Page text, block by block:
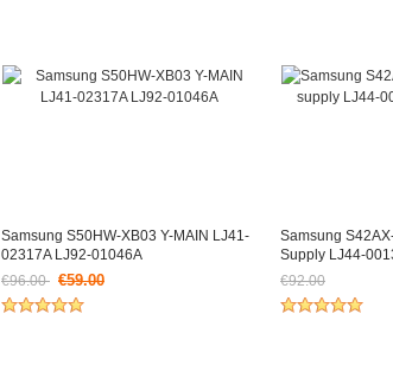
Samsung S50HW-XB03 Y-MAIN LJ41-
02317A LJ92-01046A
€96.00 €59.00
Jetzt nur noch €89.28
Samsung
Supply LJ44-
€92.00
Jetzt nur noch